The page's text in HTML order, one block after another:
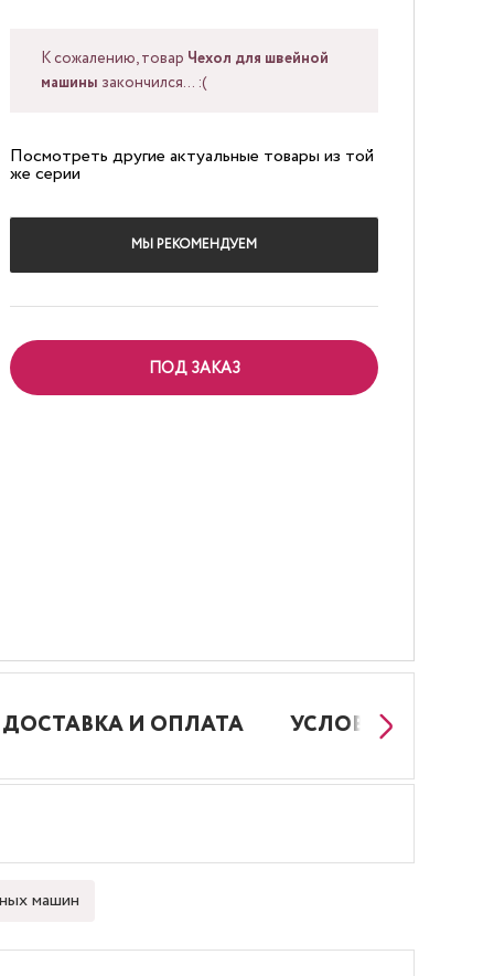
К сожалению, товар Чехол для швейной
машины закончился... :(
Посмотреть другие актуальные товары из той
же серии
МЫ РЕКОМЕНДУЕМ
ПОД ЗАКАЗ
ДОСТАВКА И ОПЛАТА УСЛОВИЯ РАБОТЫ
машин